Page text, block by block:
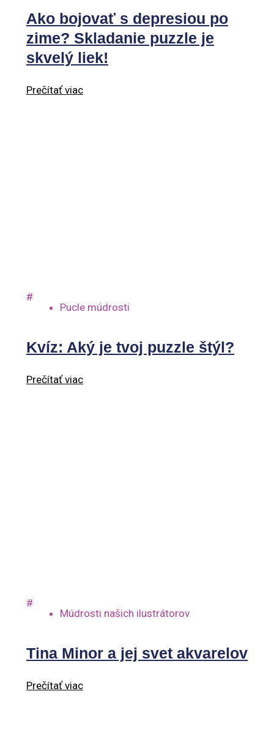
Ako bojovať s depresiou po
zime? Skladanie puzzle je
skvelý liek!
Prečítať viac
#
Pucle múdrosti
Kvíz: Aký je tvoj puzzle štýl?
Prečítať viac
#
Múdrosti našich ilustrátorov
Tina Minor a jej svet akvarelov
Prečítať viac